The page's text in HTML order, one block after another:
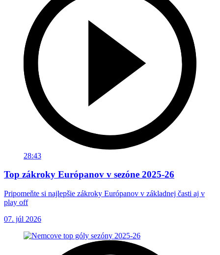
28:43
Top zákroky Európanov v sezóne 2025-26
Pripomeňte si najlepšie zákroky Európanov v základnej časti aj v
play off
07. júl 2026